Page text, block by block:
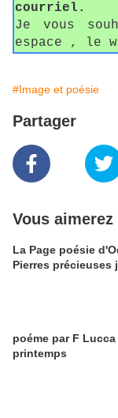
courriel.
Je vous
espace , le
#Image et poésie
Partager
Vous aimerez
La Page poésie
Pierres précieuses
poéme par F
printemps